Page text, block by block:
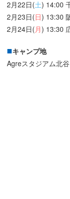
2月22日(土) 14:00
2月23日(日) 13:30
2月24日( 月) 13:30
キャンプ地
Agreスタジアム北